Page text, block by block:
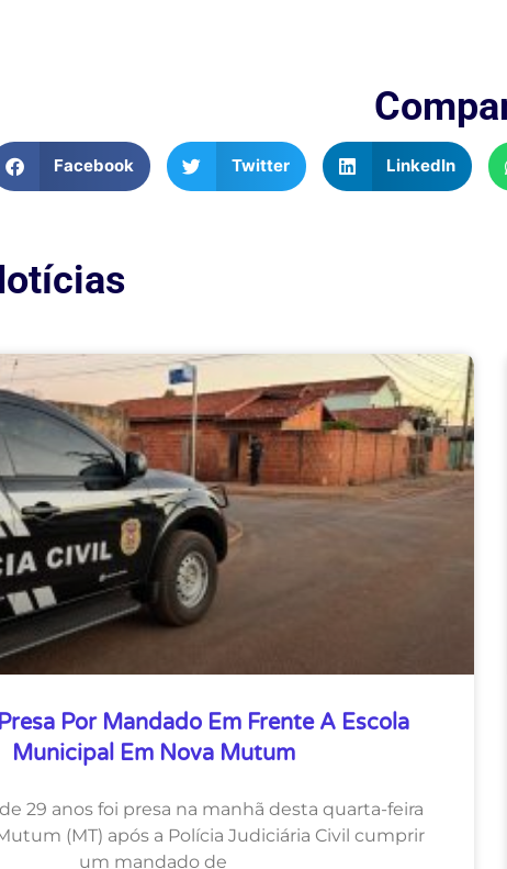
Facebook Twitter LinkedIn
Por Mandado Em Frente A Escola
Municipal Em Nova Mutum
29 anos foi presa na manhã desta quarta-feira
(MT) após a Polícia Judiciária Civil cumprir
um mandado de